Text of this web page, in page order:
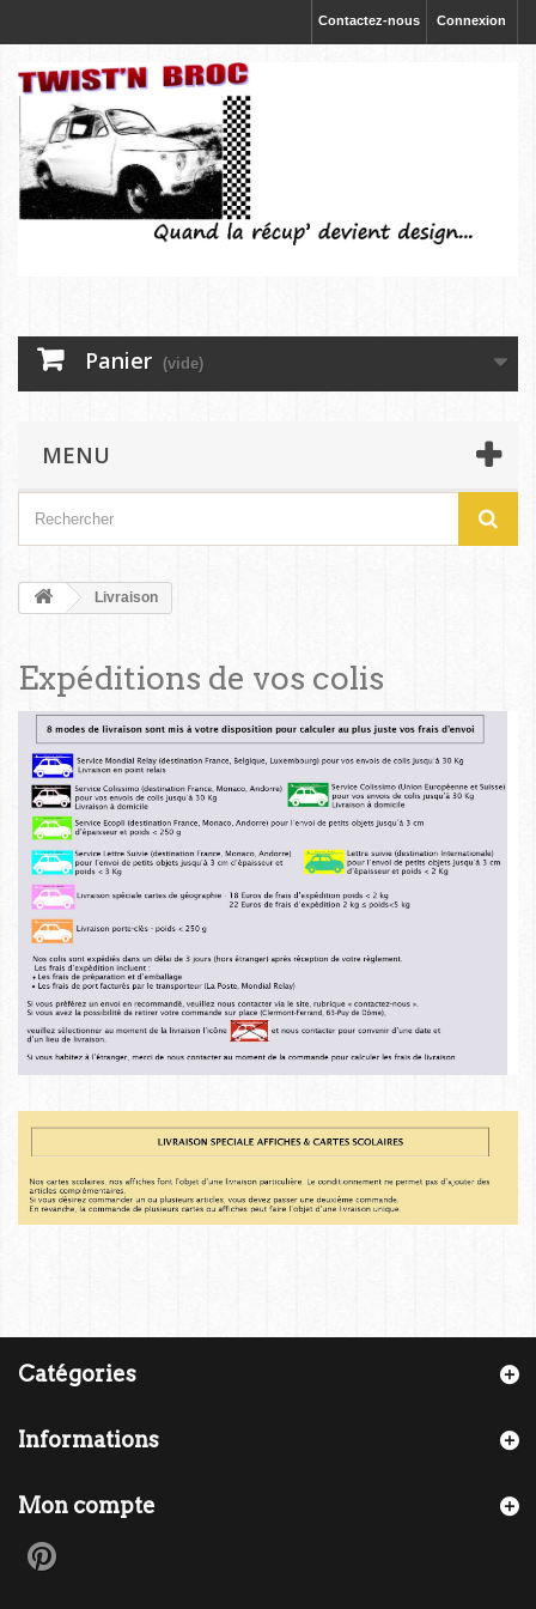
Connexion
Contactez-nous
Panier (vide)
MENU
Livraison
Expéditions de vos colis
Catégories
Informations
Mon compte